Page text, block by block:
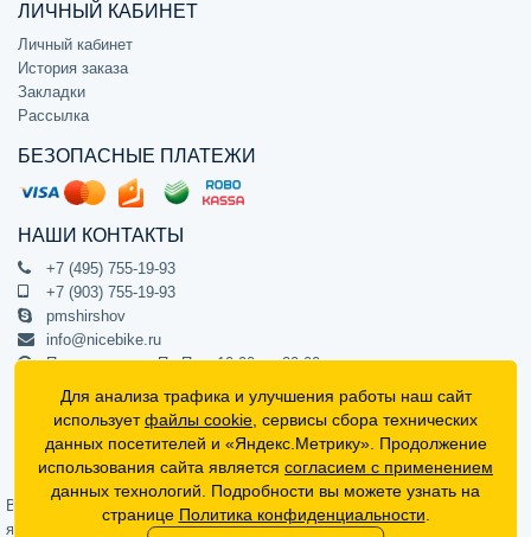
ЛИЧНЫЙ КАБИНЕТ
Личный кабинет
История заказа
Закладки
Рассылка
БЕЗОПАСНЫЕ ПЛАТЕЖИ
НАШИ КОНТАКТЫ
+7 (495) 755-19-93
+7 (903) 755-19-93
pmshirshov
info@nicebike.ru
Прием звонков Пн-Пт с 10:00 до 20:00
ПВЗ Пн-Пт с 10:00 до 20:00
г. Москва, ул. Барклая 13с1
подъезд 1, цокольный этаж, офис 1
Официальный интернет-магазин NiceBike © 2012 - 2026
Вся информация на сайте носит ознакомительный характер, не
является публичной офертой (определяемой положениями Статьи 437
Для анализа трафика и улучшения работы наш сайт
используетфайлы cookie , сервисы сбора технических
данных посетителей и «Яндекс.Метрику». Продолжение
использования сайта является согласием с применением
данных технологий. Подробности вы можете узнать на
странице Политика конфиденциальности